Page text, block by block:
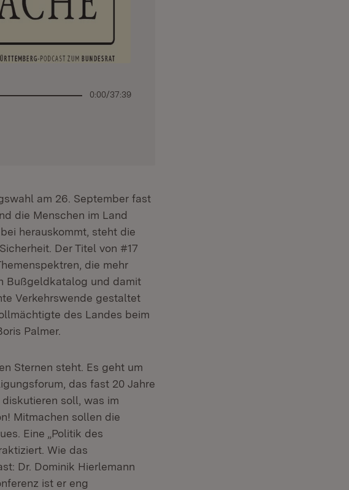
0:00/37:39
am 26. September fast
die Menschen im Land
herauskommt, steht die
Der Titel von #17
die mehr
Bußgeldkatalog und damit
Verkehrswende gestaltet
des Landes beim
Palmer.
Sternen steht. Es geht um
das fast 20 Jahre
soll, was im
Mitmachen sollen die
Eine „Politik des
Wie das
Dr. Dominik Hierlemann
ist er eng